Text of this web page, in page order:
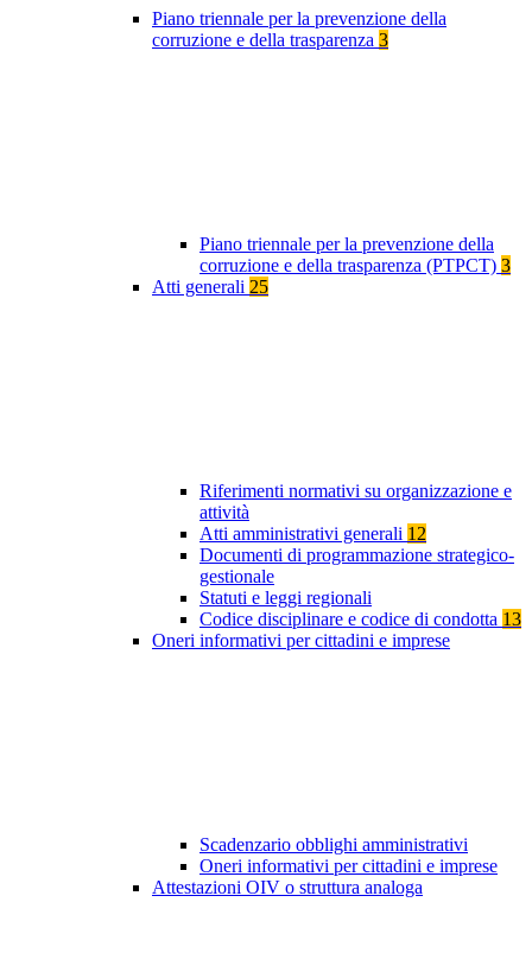
Piano triennale per la prevenzione della
corruzione e della trasparenza 3
Piano triennale per la prevenzione della
corruzione e della trasparenza (PTPCT) 3
Atti generali 25
Riferimenti normativi su organizzazione e
attività
Atti amministrativi generali 12
Documenti di programmazione strategico-
gestionale
Statuti e leggi regionali
Codice disciplinare e codice di condotta 13
Oneri informativi per cittadini e imprese
Scadenzario obblighi amministrativi
Oneri informativi per cittadini e imprese
Attestazioni OIV o struttura analoga